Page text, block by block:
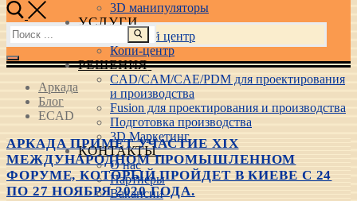
3D манипуляторы
УСЛУГИ
Учебный центр
Копи-центр
РЕШЕНИЯ
CAD/CAM/CAE/PDM для проектирования
и производства
Fusion для проектирования и производства
Подготовка производства
3D Маркетинг
КОНТАКТЫ
О нас
Партнеры
Вакансии
Найти:
Аркада
Блог
ECAD
АРКАДА ПРИМЕТ УЧАСТИЕ XIX
МЕЖДУНАРОДНОМ ПРОМЫШЛЕННОМ
ФОРУМЕ, КОТОРЫЙ ПРОЙДЕТ В КИЕВЕ С 24
ПО 27 НОЯБРЯ 2020 ГОДА.